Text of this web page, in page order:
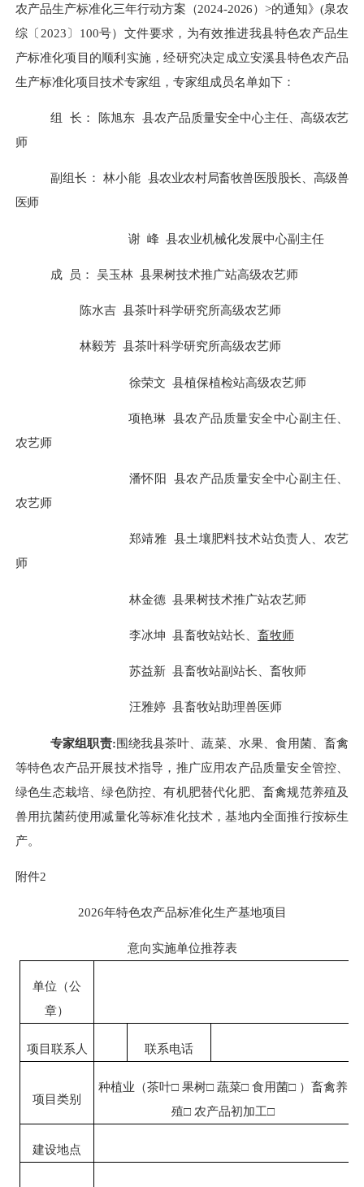
农产品生产标准化三年行动方案（2024-2026）>的通知》(泉农
综 〔 2023〕 100号） 文件要求 ，为有效推进我县特色农产品生
产标准化项目 的顺利实施，经研究决定成立安溪县特色农产品
生产标准化项目技术专家组 ，专家组 成员名单如下：
组 长： 陈旭东 县农产品质量安全中心主任、高级农艺
师
副组长： 林小能 县农业农村局畜牧兽医股股长、高级兽
医师
谢 峰 县农业机械化发展中心副主任
成 员： 吴玉林 县果树技术推广站高级农艺师
陈水吉 县茶叶科学研究所高级农艺师
林毅芳 县茶叶科学研究所高级农艺师
徐荣文 县植保植检站高级农艺师
项艳琳 县农产品质量安全中心副主任、
农艺师
潘怀阳 县农产品质量安全中心副主任、
农艺师
郑靖雅 县土壤肥料技术站负责人、农艺
师
林金德 县果树技术推广站农艺师
李冰坤 县畜牧站站长、 畜牧师
苏益新 县畜牧站副站长、畜牧师
汪雅婷 县畜牧站助理兽医师
专家组职责:围绕我县茶叶、蔬菜、水果、食用菌、畜禽
等特色农产品开展技术指导，推广应用农产品质量安全管控、
绿色生态栽培、绿色防控、有机肥替代化肥、 畜禽规范养殖及
兽用抗菌药使用减量化等标准化技术，基地内全面推行按标生
产。
附件2
2026年特色农产品标准化生产基地项目
意向实施单位推荐表
单位（公
章）
项目联系人 联系电话
项目类别
种植业（茶叶□ 果树□ 蔬菜□ 食用菌□ ）畜禽养
殖□ 农产品初加工□
建设地点